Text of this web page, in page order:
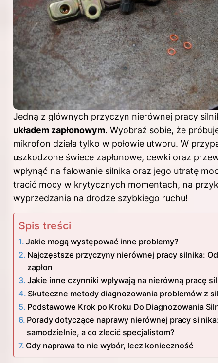
Jedną z głównych przyczyn nierównej pracy
układem zapłonowym. Wyobraź sobie, że
mikrofon działa tylko w połowie utworu. W
uszkodzone świece zapłonowe, cewki oraz
wpłynąć na falowanie silnika oraz jego utratę
tracić mocy w krytycznych momentach, na
wyprzedzania na drodze szybkiego ruchu!
Spis treści
Jakie mogą występować inne problemy?
Najczęstsze przyczyny nierównej pracy silnika:
zapłon
Jakie inne czynniki wpływają na nierówną pracę
Skuteczne metody diagnozowania problemów z
Podstawowe Krok po Kroku Do Diagnozowania
Porady dotyczące naprawy nierównej pracy
samodzielnie, a co zlecić specjalistom?
Gdy naprawa to nie wybór, lecz konieczność